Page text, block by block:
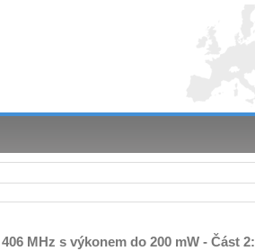
MHz s výkonem do 200 mW - Část 2: